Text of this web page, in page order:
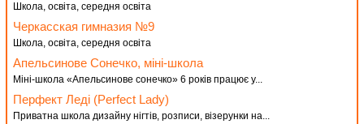
Школа, освіта, середня освіта
Черкасская гимназия №9
Школа, освіта, середня освіта
Апельсинове Сонечко, міні-школа
Міні-школа «Апельсинове сонечко» 6 років працює у...
Перфект Леді (Perfect Lady)
Приватна школа дизайну нігтів, розписи, візерунки на...